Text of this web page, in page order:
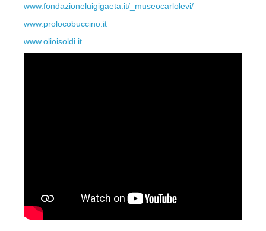
www.fondazioneluigigaeta.it/_museocarlolevi/
www.prolocobuccino.it
www.olioisoldi.it